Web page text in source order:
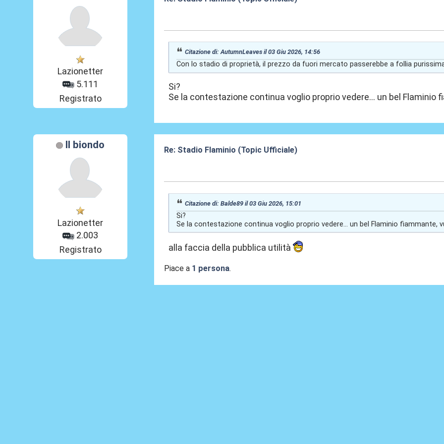
Lazionetter
5.111
Registrato
Citazione di: AutumnLeaves il 03 Giu 2026, 14:56
Con lo stadio di proprietà, il prezzo da fuori mercato passerebbe a follia
Si?
Se la contestazione continua voglio proprio vedere... un bel Flaminio
Il biondo
Lazionetter
2.003
Registrato
Re: Stadio Flaminio (Topic Ufficiale)
Citazione di: Balde89 il 03 Giu 2026, 15:01
Si?
Se la contestazione continua voglio proprio vedere... un bel Flaminio fiammante,
alla faccia della pubblica utilità
Piace a 1 persona.